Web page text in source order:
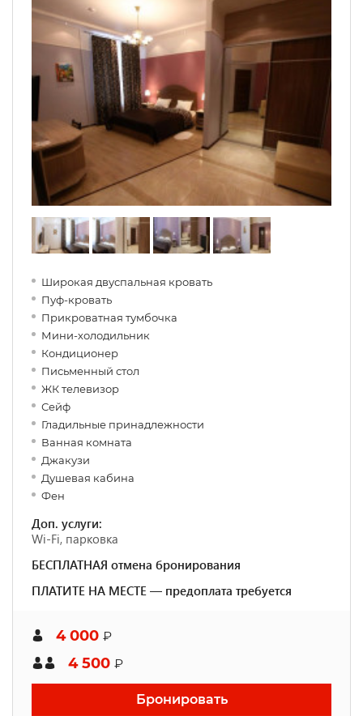
Широкая двуспальная кровать
Пуф-кровать
Прикроватная тумбочка
Мини-холодильник
Кондиционер
Письменный стол
ЖК телевизор
Сейф
Гладильные принадлежности
Ванная комната
Джакузи
Душевая кабина
Фен
Доп. услуги:
Wi-Fi, парковка
БЕСПЛАТНАЯ отмена бронирования
ПЛАТИТЕ НА МЕСТЕ — предоплата требуется
4 000 ₽
4 500 ₽
Бронировать